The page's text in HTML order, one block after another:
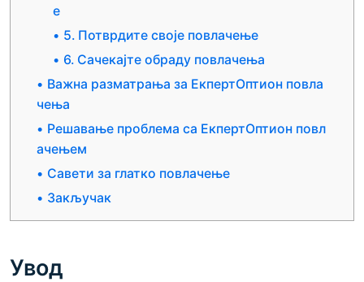
е
5. Потврдите своје повлачење
6. Сачекајте обраду повлачења
Важна разматрања за ЕкпертОптион повла
чења
Решавање проблема са ЕкпертОптион повл
ачењем
Савети за глатко повлачење
Закључак
Увод